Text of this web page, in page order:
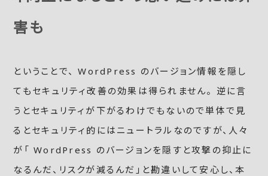
害も
ということで、 WordPress のバージョン情報を隠し
てもセキュリティ改善の効果は得られません。 逆に言
うとセキュリティが下がるわけでもないので単体で見
るとセキュリティ的にはニュートラルなのですが、人々
が「 WordPress のバージョンを隠すと攻撃の抑止に
なるんだ、リスクが減るんだ」と勘違いして安心し、本